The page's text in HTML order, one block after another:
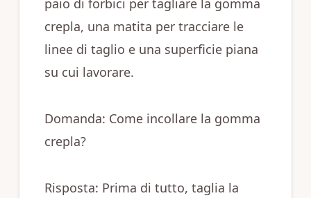
paio di forbici per tagliare la gomma
crepla, una matita per tracciare le
linee di taglio e una superficie piana
su cui lavorare.
Domanda: Come incollare la gomma
crepla?
Risposta: Prima di tutto, taglia la